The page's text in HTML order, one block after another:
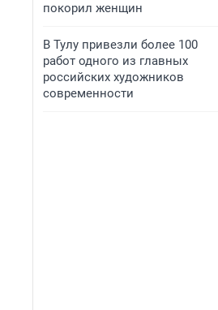
покорил женщин
В Тулу привезли более 100
работ одного из главных
российских художников
современности